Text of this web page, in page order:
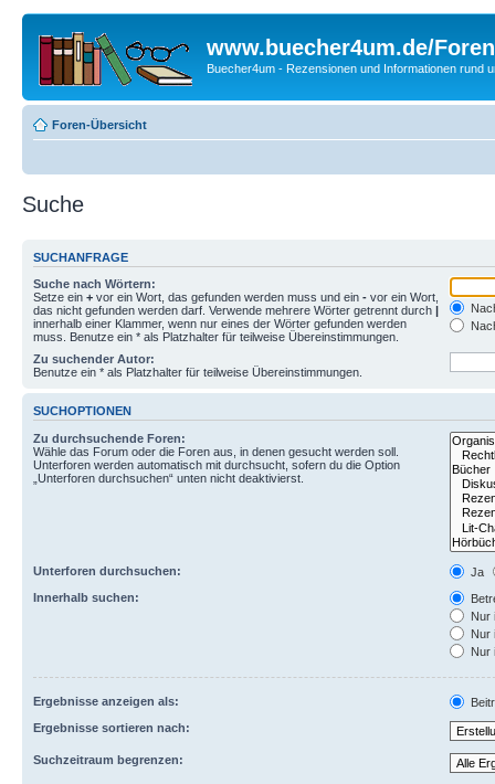
www.buecher4um.de/Foren
Buecher4um - Rezensionen und Informationen rund
Foren-Übersicht
Suche
SUCHANFRAGE
Suche nach Wörtern:
Setze ein + vor ein Wort, das gefunden werden muss und ein - vor ein Wort,
das nicht gefunden werden darf. Verwende mehrere Wörter getrennt durch |
innerhalb einer Klammer, wenn nur eines der Wörter gefunden werden
muss. Benutze ein * als Platzhalter für teilweise Übereinstimmungen.
Zu suchender Autor:
Benutze ein * als Platzhalter für teilweise Übereinstimmungen.
SUCHOPTIONEN
Zu durchsuchende Foren:
Wähle das Forum oder die Foren aus, in denen gesucht werden soll.
Unterforen werden automatisch mit durchsucht, sofern du die Option
„Unterforen durchsuchen“ unten nicht deaktivierst.
Unterforen durchsuchen:
Ja
Innerhalb suchen:
Nur
Nur
Nur
Ergebnisse anzeigen als:
Ergebnisse sortieren nach:
Suchzeitraum begrenzen: